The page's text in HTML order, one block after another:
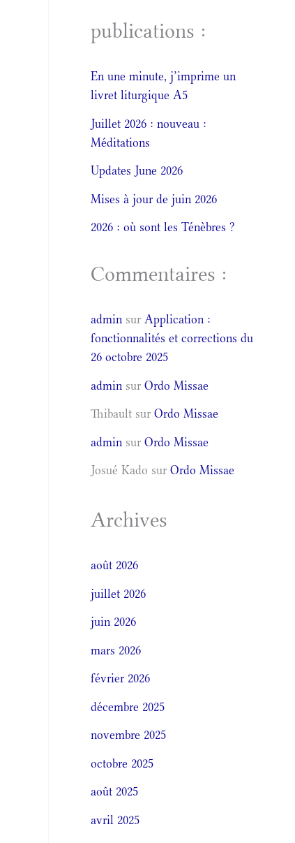
publications :
En une minute, j’imprime un
livret liturgique A5
Juillet 2026 : nouveau :
Méditations
Updates June 2026
Mises à jour de juin 2026
2026 : où sont les Ténèbres ?
Commentaires :
admin surApplication :
fonctionnalités et corrections du
26 octobre 2025
admin surOrdo Missae
Thibault surOrdo Missae
admin surOrdo Missae
Josué Kado surOrdo Missae
Archives
août 2026
juillet 2026
juin 2026
mars 2026
février 2026
décembre 2025
novembre 2025
octobre 2025
août 2025
avril 2025